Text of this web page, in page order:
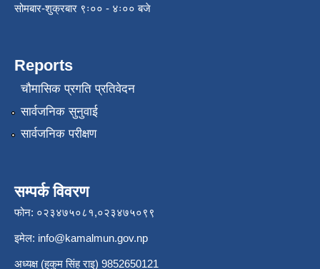
सोमबार-शुक्रबार ९ः०० - ४ः०० बजे
Reports
चौमासिक प्रगति प्रतिवेदन
सार्वजनिक सुनुवाई
सार्वजनिक परीक्षण
सम्पर्क विवरण
फोन: ०२३४७५०८१,०२३४७५०९९
इमेल: info@kamalmun.gov.np
अध्यक्ष (हुकुम सिंह राइ) 9852650121